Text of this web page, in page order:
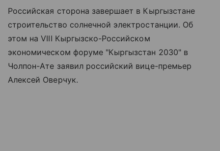
Российская сторона завершает в Кыргызстане
строительство солнечной электростанции. Об
этом на VIII Кыргызско-Российском
экономическом форуме "Кыргызстан 2030" в
Чолпон-Ате заявил российский вице-премьер
Алексей Оверчук.